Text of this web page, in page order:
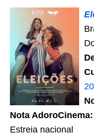
Nota AdoroCinema:
Estreia nacional